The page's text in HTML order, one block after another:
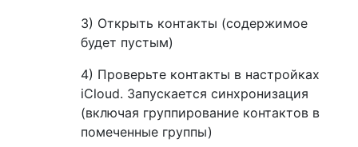
3) Открыть контакты (содержимое
будет пустым)
4) Проверьте контакты в настройках
iCloud. Запускается синхронизация
(включая группирование контактов в
помеченные группы)